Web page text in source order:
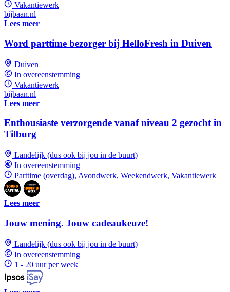
Vakantiewerk
bijbaan.nl
Lees meer
Word parttime bezorger bij HelloFresh in Duiven
Duiven
In overeenstemming
Vakantiewerk
bijbaan.nl
Lees meer
Enthousiaste verzorgende vanaf niveau 2 gezocht in
Tilburg
Landelijk (dus ook bij jou in de buurt)
In overeenstemming
Parttime (overdag), Avondwerk, Weekendwerk, Vakantiewerk
Lees meer
Jouw mening. Jouw cadeaukeuze!
Landelijk (dus ook bij jou in de buurt)
In overeenstemming
1 - 20 uur per week